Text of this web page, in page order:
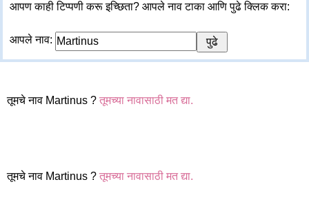
आपण काही टिप्पणी करू इच्छिता? आपले नाव टाका आणि पुढे क्लिक करा:
आपले नाव:
तूमचे नाव Martinus ? तूमच्या नावासाठी मत द्या.
तूमचे नाव Martinus ? तूमच्या नावासाठी मत द्या.